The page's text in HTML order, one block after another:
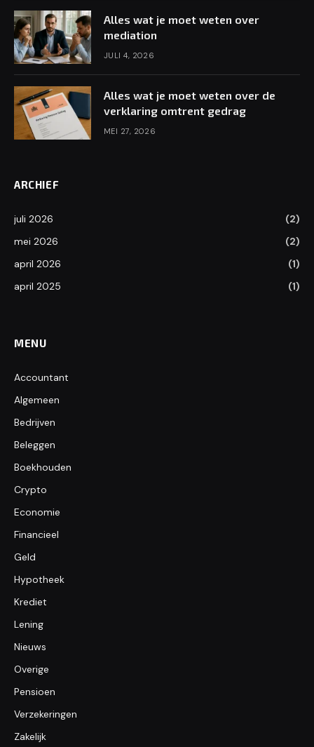
Alles wat je moet weten over
mediation
JULI 4, 2026
Alles wat je moet weten over de
verklaring omtrent gedrag
MEI 27, 2026
ARCHIEF
juli 2026
(2)
mei 2026
(2)
april 2026
(1)
april 2025
(1)
MENU
Accountant
Algemeen
Bedrijven
Beleggen
Boekhouden
Crypto
Economie
Financieel
Geld
Hypotheek
Krediet
Lening
Nieuws
Overige
Pensioen
Verzekeringen
Zakelijk